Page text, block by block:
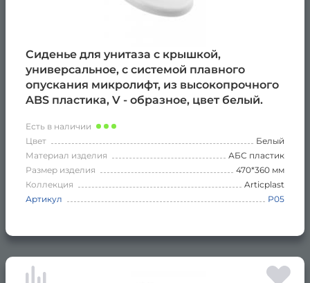
Сиденье для унитаза с крышкой,
универсальное, с системой плавного
опускания микролифт, из высокопрочного
ABS пластика, V - образное, цвет белый.
Есть в наличии
Цвет
Белый
Материал изделия
АБС пластик
Размер изделия
470*360 мм
Коллекция
Articplast
Артикул
Р05